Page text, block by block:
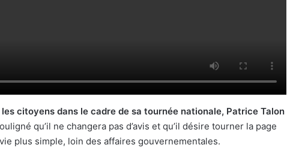
citoyens dans le cadre de sa tournée nationale, Patrice Talon
qu’il ne changera pas d’avis et qu’il désire tourner la page
plus simple, loin des affaires gouvernementales.